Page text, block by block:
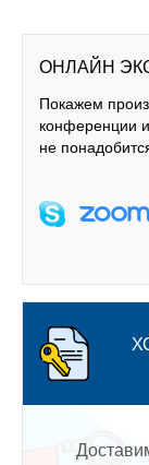
ОНЛАЙН
Покажем
конференции
не